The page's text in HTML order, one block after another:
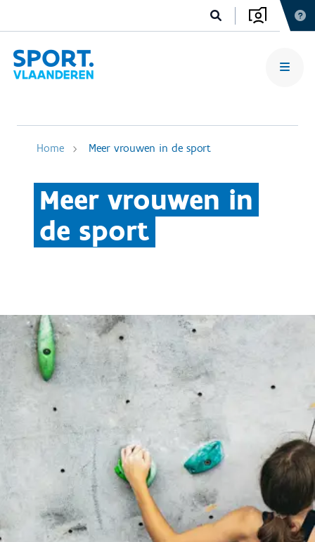
Home Meer vrouwen in de sport
Meer vrouwen in
de sport